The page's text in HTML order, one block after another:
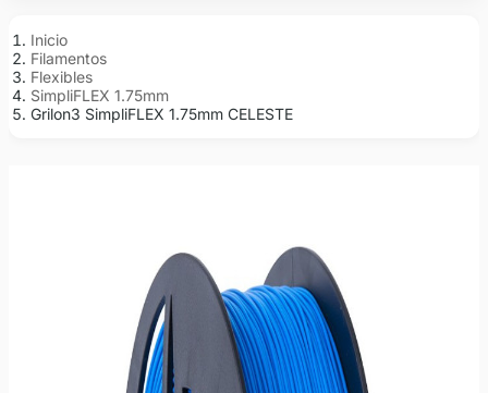
Inicio
Filamentos
Flexibles
SimpliFLEX 1.75mm
Grilon3 SimpliFLEX 1.75mm CELESTE